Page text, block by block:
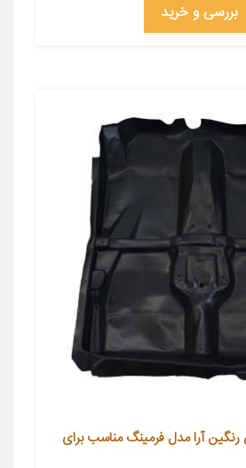
بررسی و خرید
آرا مدل فرمینگ مناسب برای